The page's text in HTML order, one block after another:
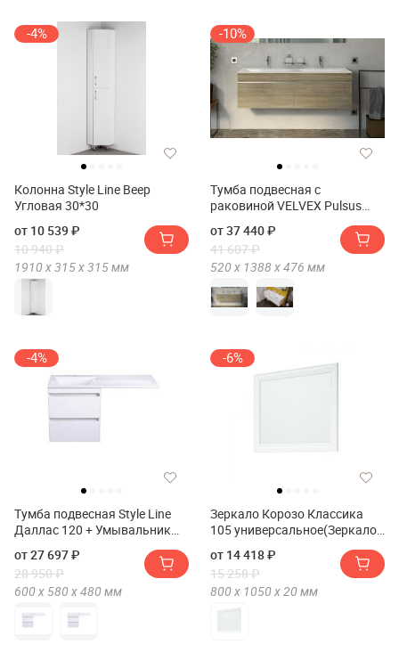
-4%
Колонна Style Line Веер
Угловая 30*30
от 10 539 ₽
10 940 ₽
1910 х315 х315мм
-10%
Тумба подвесная с
раковиной VELVEX Pulsus
от 37 440 ₽
41 607 ₽
520 х 1388 х476 мм
-4%
Тумба подвесная Style Line
Даллас 120 + Умывальник
левый
от 27 697 ₽
28 950 ₽
600 х 580 х480 мм
-6%
Зеркало Корозо Классика
105 универсальное(Зеркало
универсальное)
от 14 418 ₽
15 258 ₽
800 х 1050 х 20 мм